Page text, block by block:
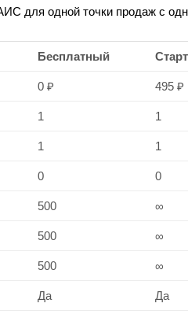
для одной точки продаж с
Бесплатный Старт
0 ₽ 495 ₽
1 1
1 1
0 0
500 ∞
500 ∞
500 ∞
Да Да